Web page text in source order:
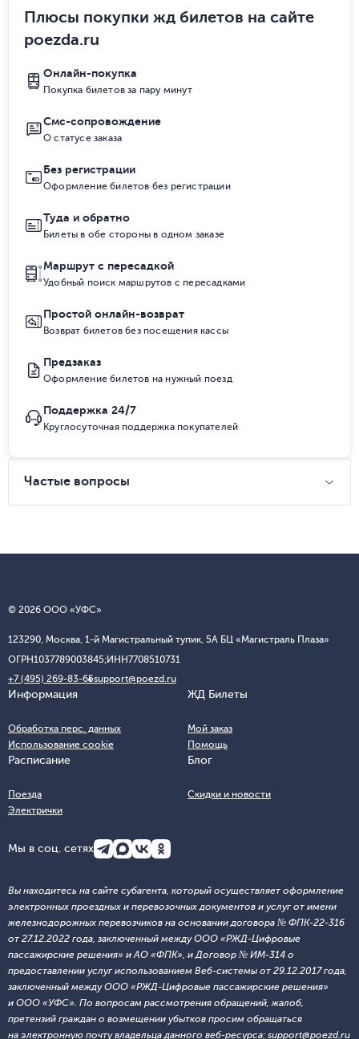
Плюсы покупки жд билетов на сайте
poezda.ru
Онлайн-покупка
Покупка билетов за пару минут
Смс-сопровождение
О статусе заказа
Без регистрации
Оформление билетов без регистрации
Туда и обратно
Билеты в обе стороны в одном заказе
Маршрут с пересадкой
Удобный поиск маршрутов с пересадками
Простой онлайн-возврат
Возврат билетов без посещения кассы
Предзаказ
Оформление билетов на нужный поезд
Поддержка 24/7
Круглосуточная поддержка покупателей
Частые вопросы
© 2026 ООО «УФС»
123290, Москва, 1-й Магистральный тупик, 5А БЦ «Магистраль Плаза»
ОГРН1037789003845;ИНН7708510731
+7 (495) 269-83-65support@poezd.ru
Информация
Обработка перс. данных
Использование cookie
ЖД Билеты
Мой заказ
Помощь
Расписание
Поезда
Электрички
Блог
Скидки и новости
Мы в соц. сетях
Вы находитесь на сайте субагента, который осуществляет оформление
электронных проездных и перевозочных документов и услуг от имени
железнодорожных перевозчиков на основании договора № ФПК-22-316
от 27.12.2022 года, заключенный между ООО «РЖД-Цифровые
пассажирские решения» и АО «ФПК», и Договор № ИМ-314 о
предоставлении услуг использованием Веб-системы от 29.12.2017 года,
заключенный между ООО «РЖД-Цифровые пассажирские решения»
и ООО «УФС». По вопросам рассмотрения обращений, жалоб,
претензий граждан о возмещении убытков просим обращаться
на электронную почту владельца данного веб-ресурса: support@poezd.ru